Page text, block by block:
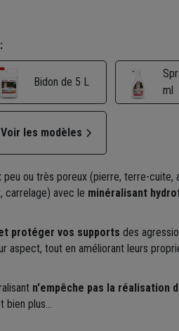
Bidon de 5 L
ml
Voir les modèles
ou très poreux (pierre, terre-cuite,
carrelage) avec le minéralisant
protéger vos supports des
aspect, tout en améliorant leurs
n'empêche pas la réalisation
bien plus…